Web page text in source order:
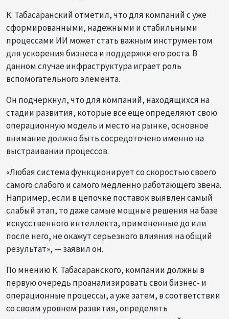
К. Табасаранский отметил, что для компаний с уже
сформированными, надежными и стабильными
процессами ИИ может стать важным инструментом
для ускорения бизнеса и поддержки его роста. В
данном случае инфраструктура играет роль
вспомогательного элемента.
Он подчеркнул, что для компаний, находящихся на
стадии развития, которые все еще определяют свою
операционную модель и место на рынке, основное
внимание должно быть сосредоточено именно на
выстраивании процессов.
«Любая система функционирует со скоростью своего
самого слабого и самого медленно работающего звена.
Например, если в цепочке поставок выявлен самый
слабый этап, то даже самые мощные решения на базе
искусственного интеллекта, примененные до или
после него, не окажут серьезного влияния на общий
результат», — заявил он.
По мнению К. Табасаранского, компании должны в
первую очередь проанализировать свои бизнес- и
операционные процессы, а уже затем, в соответствии
со своим уровнем развития, определять